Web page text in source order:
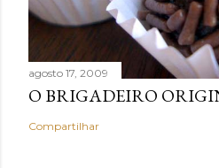
agosto 17, 2009
O BRIGADEIRO
Compartilhar